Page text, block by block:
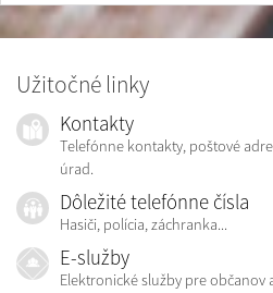
Užitočné linky
Kontakty
Telefónne kontakty, poštové
úrad.
Dôležité telefónne čísla
Hasiči, polícia, záchranka...
E-služby
Elektronické služby pre občanov